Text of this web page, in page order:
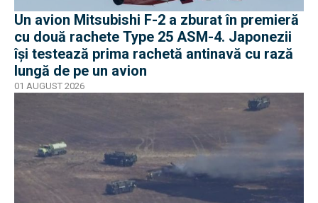
Un avion Mitsubishi F-2 a zburat în premieră
cu două rachete Type 25 ASM-4. Japonezii
își testează prima rachetă antinavă cu rază
lungă de pe un avion
01 AUGUST 2026